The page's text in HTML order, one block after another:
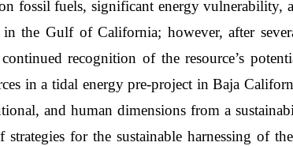
fossil fuels, significant energy vulnerability,
the Gulf of California; however, after
recognition of the resource’s
in a tidal energy pre-project in Baja
and human dimensions from a
for the sustainable harnessing of